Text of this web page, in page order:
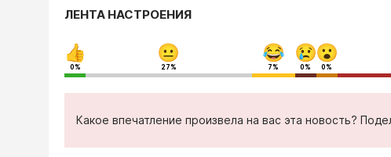
ЛЕНТА НАСТРОЕНИЯ
0% 27% 7% 0% 0%
Какое впечатление произвела на вас эта новость?